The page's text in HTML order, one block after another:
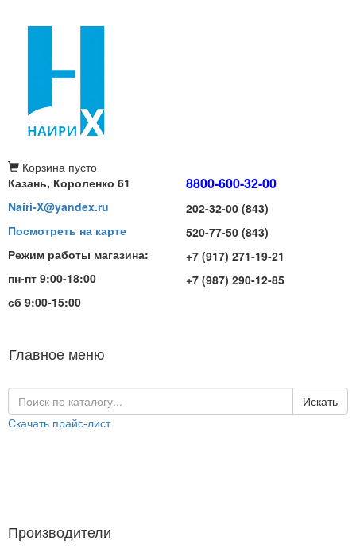
Корзина пусто
Казань, Короленко 61
Nairi-X@yandex.ru
Посмотреть на карте
Режим работы магазина:
пн-пт 9:00-18:00
сб 9:00-15:00
8800-600-32-00
202-32-00 (843)
520-77-50 (843)
+7 (917) 271-19-21
+7 (987) 290-12-85
Главное меню
Искать
Скачать прайс-лист
Производители